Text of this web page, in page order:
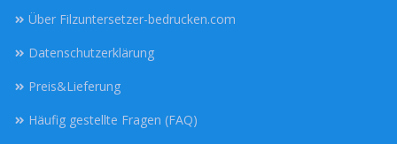
Über Filzuntersetzer-bedrucken.com
Datenschutzerklärung
Preis&Lieferung
Häufig gestellte Fragen (FAQ)